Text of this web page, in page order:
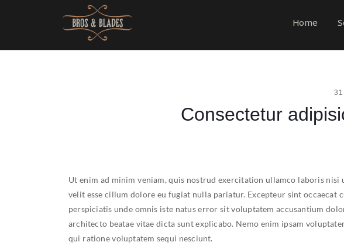
Home
Consectetur
Ut enim ad minim veniam, quis nostrud exercitation ullamco laboris
velit esse cillum dolore eu fugiat nulla pariatur. Excepteur sint
perspiciatis unde omnis iste natus error sit voluptatem accusantium
architecto beatae vitae dicta sunt explicabo. Nemo enim ipsam
qui ratione voluptatem sequi nesciunt.